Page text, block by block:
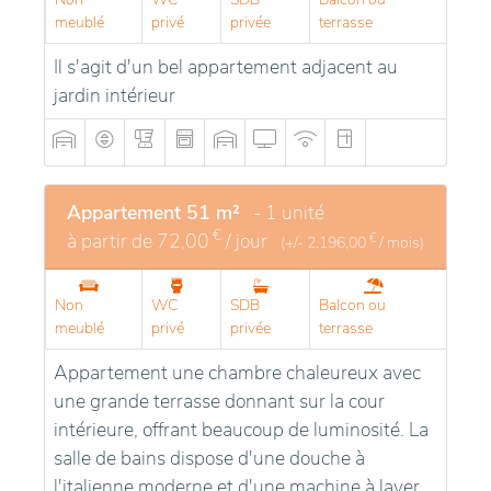
meublé
privé
privée
terrasse
Il s'agit d'un bel appartement adjacent au
jardin intérieur
Appartement 51 m² - 1 unité
à partir de 72,00 € / jour (+/- 2.196,00 € / mois)
Non
meublé
WC
privé
SDB
privée
Balcon ou
terrasse
Appartement une chambre chaleureux avec
une grande terrasse donnant sur la cour
intérieure, offrant beaucoup de luminosité. La
salle de bains dispose d'une douche à